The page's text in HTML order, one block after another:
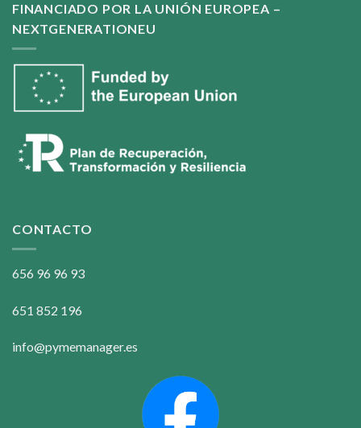
FINANCIADO POR LA UNIÓN EUROPEA –
NEXTGENERATIONEU
CONTACTO
656 96 96 93
651 852 196
info@pymemanager.es